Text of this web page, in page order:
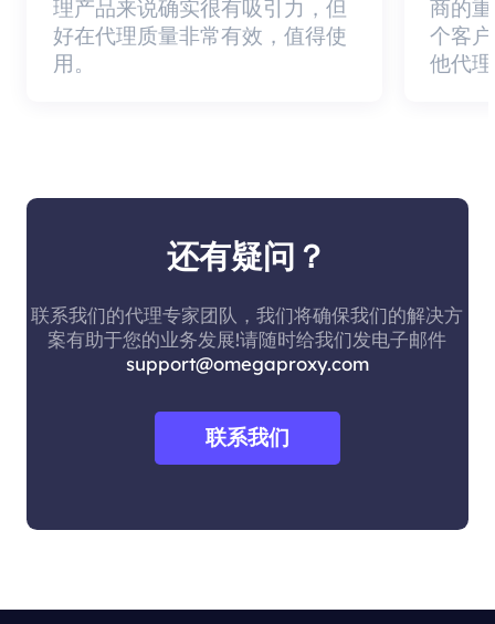
理产品来说确实很有吸引力，但
好在代理质量非常有效，值得使
用。
商的
个客
他代
还有疑问？
联系我们的代理专家团队，我们将确保我们的解决方
案有助于您的业务发展!请随时给我们发电子邮件
support@omegaproxy.com
联系我们